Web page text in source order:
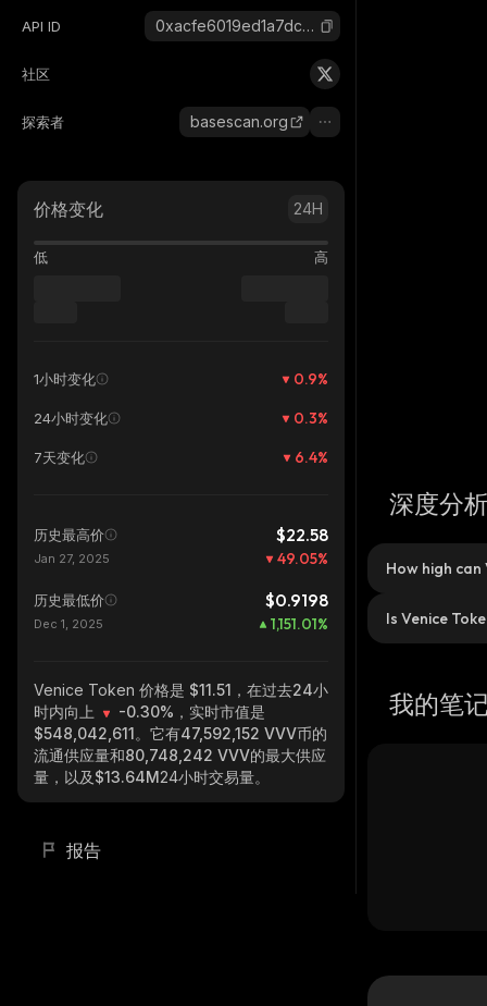
API ID 0xacfe6019ed1a7dc6f7b508c02d1b04ec88cc21bf_base
社区
探索者 basescan.org
价格变化 24H
低 高
1小时变化 0.9%
24小时变化 0.3%
7天变化 6.4%
历史最高价 $22.58
Jan 27, 2025 49.05%
历史最低价 $0.9198
Dec 1, 2025 1,151.01%
Venice Token 价格是 $11.51，在过去24小
时内向上
-0.30% ，实时市值是
$548,042,611。它有47,592,152 VVV币的
流通供应量和80,748,242 VVV的最大供应
量，以及$13.64M24小时交易量。
报告
深度分
How high can
Is Venice
我的笔